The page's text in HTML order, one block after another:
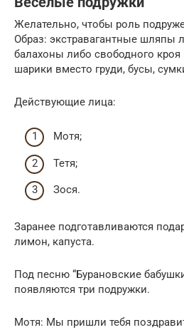
Желательно, чтобы роль
Образ: экстравагантные шляпы
балахоны либо свободного
шарики вместо груди, бусы,
Действующие лица:
Мотя;
Тетя;
Зося.
Заранее подготавливаются
лимон, капуста.
Под песню “Бурановские
появляются три подружки.
Мотя: Мы пришли тебя